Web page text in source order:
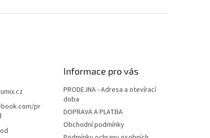
pr
Informace pro vás
PRODEJNA - Adresa a otevírací
doba
DOPRAVA A PLATBA
Obchodní podmínky